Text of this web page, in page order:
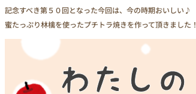
記念すべき第５０回となった今回は、今の時期おいしい♪
蜜たっぷり林檎を使ったプチトラ焼きを作って頂きました！